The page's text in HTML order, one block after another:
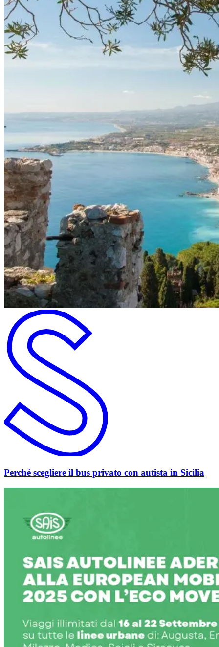
Perché scegliere il bus privato con autista in Sicilia